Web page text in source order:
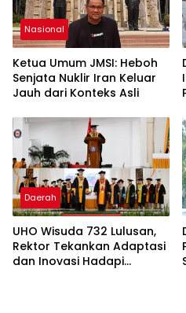
Nasional
Ketua Umum JMSI: Heboh
Senjata Nuklir Iran Keluar
Jauh dari Konteks Asli
Daerah
UHO Wisuda 732 Lulusan,
Rektor Tekankan Adaptasi
dan Inovasi Hadapi